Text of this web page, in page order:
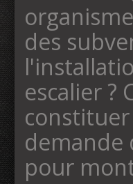
des
escalier ?
demande
pour